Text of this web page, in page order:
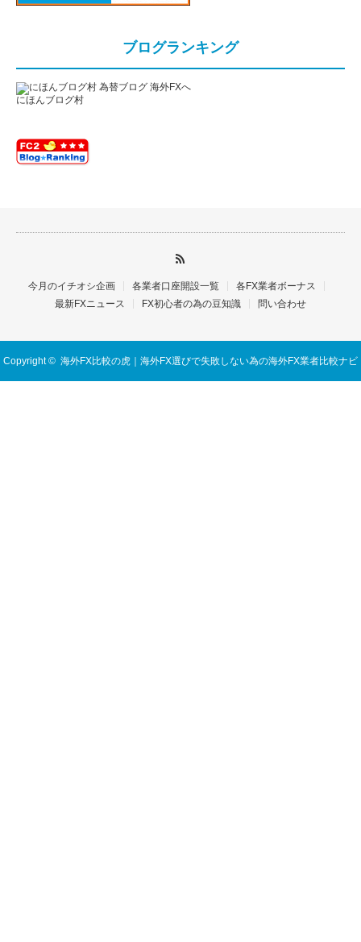
ブログランキング
にほんブログ村
今月のイチオシ企画 各業者口座開設一覧
各FX業者ボーナス
最新FXニュース
FX初心者の為の豆知識 問い合わせ
Copyright © 海外FX比較の虎｜海外FX選びで失敗しない為の海外FX業者比較ナビ